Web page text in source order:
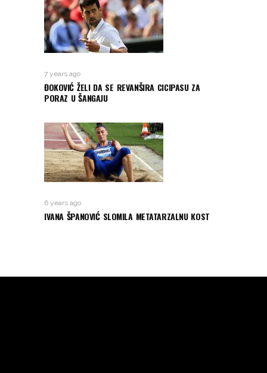
7 years ago
ĐOKOVIĆ ŽELI DA SE REVANŠIRA CICIPASU ZA
PORAZ U ŠANGAJU
6 years ago
IVANA ŠPANOVIĆ SLOMILA METATARZALNU KOST